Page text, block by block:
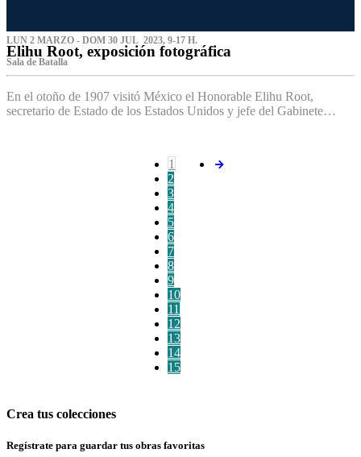
LUN 2 MARZO - DOM 30 JUL 2023, 9-17 H.
Elihu Root, exposición fotográfica
Sala de Batalla
En el otoño de 1907 visitó México el Honorable Elihu Root,
secretario de Estado de los Estados Unidos y jefe del Gabinete…
1
2
3
4
5
6
7
8
9
10
11
12
13
14
15
Crea tus colecciones
Regístrate para guardar tus obras favoritas